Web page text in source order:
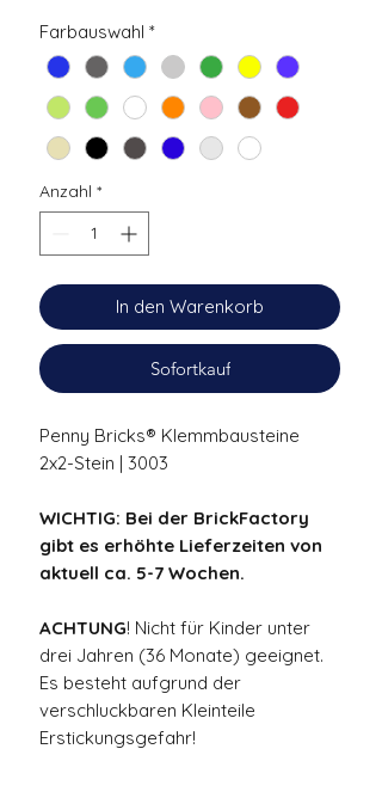
Farbauswahl *
Anzahl *
In den Warenkorb
Sofortkauf
Penny Bricks® Klemmbausteine
2x2-Stein | 3003
WICHTIG: Bei der BrickFactory
gibt es erhöhte Lieferzeiten von
aktuell ca. 5-7 Wochen.
ACHTUNG! Nicht für Kinder unter
drei Jahren (36 Monate) geeignet.
Es besteht aufgrund der
verschluckbaren Kleinteile
Erstickungsgefahr!